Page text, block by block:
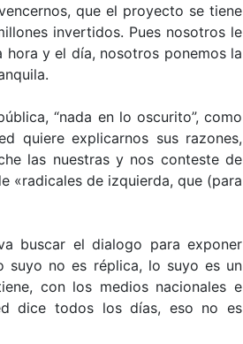
que el proyecto se tiene
invertidos. Pues nosotros le
hora y el día, nosotros ponemos la
“nada en lo oscurito”, como
quiere explicarnos sus razones,
las nuestras y nos conteste de
«radicales de izquierda, que (para
buscar el dialogo para exponer
suyo no es réplica, lo suyo es un
con los medios nacionales e
dice todos los días, eso no es